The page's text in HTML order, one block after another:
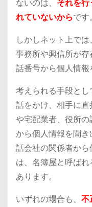
ないのは、 それを
れていないからです。
しかしネット上で
事務所や興信所が
話番号から個人情報
考えられる手段と
話をかけ、相手に
や宅配業者、役所
から個人情報を聞
話会社の関係者か
は、名簿屋と呼ば
あります。
いずれの場合も、 不